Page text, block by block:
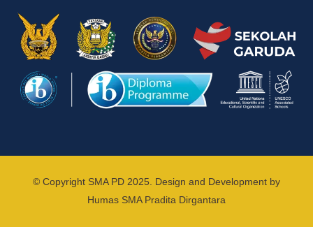
© Copyright SMA PD 2025. Design and Development by
Humas SMA Pradita Dirgantara